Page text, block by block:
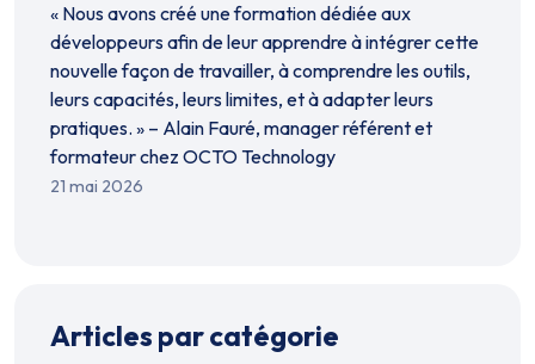
« Nous avons créé une formation dédiée aux
développeurs afin de leur apprendre à intégrer cette
nouvelle façon de travailler, à comprendre les outils,
leurs capacités, leurs limites, et à adapter leurs
pratiques. » – Alain Fauré, manager référent et
formateur chez OCTO Technology
21 mai 2026
Articles par catégorie